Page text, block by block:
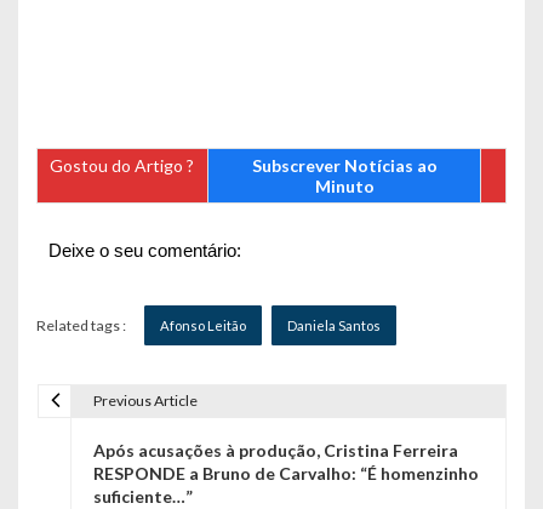
Gostou do Artigo ?
Subscrever Notícias ao
Minuto
Deixe o seu comentário:
Related tags : Afonso Leitão Daniela Santos
Previous Article
Após acusações à produção, Cristina Ferreira
RESPONDE a Bruno de Carvalho: “É homenzinho
suficiente…”